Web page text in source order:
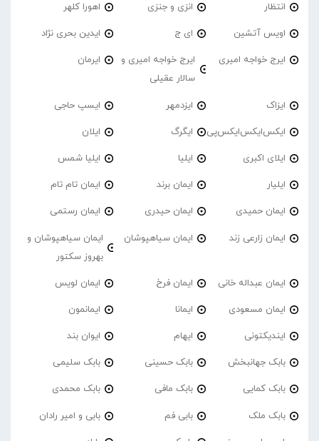
انتظار انزی و جنزی اهورا کلهر
اویس آتشین ای ج ایدین بحری نژاد
ایرج خواجه امیری
ایرج خواجه امیری و
سالار عقیلی
ایرمان
ایزاک ایزدمهر ایسپ حاجی
ایکس‌ایکس‌ایکس‌پی ایگرگ ایلان
ایلای اکبری ایلیا ایلیا شمس
ایلیار ایمان برند ایمان تام تام
ایمان حمیدی ایمان حیدری ایمان رستمی
ایمان زارعی زند ایمان سیاهپوشان
ایمان سیاهپوشان و
بهروز سکتور
ایمان عبداله خانی ایمان فرخ ایمان لویس
ایمان مسعودی ایمانا ایمانمون
ایندیکتونی ایهام ایوان بند
بابک جهانبخش بابک حسینی بابک سلیمی
بابک کمایی بابک مافی بابک محمدی
بابک ملک بابی فم بابی و امیر رادان